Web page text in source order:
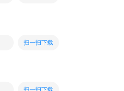
扫一扫下载
扫一扫下载